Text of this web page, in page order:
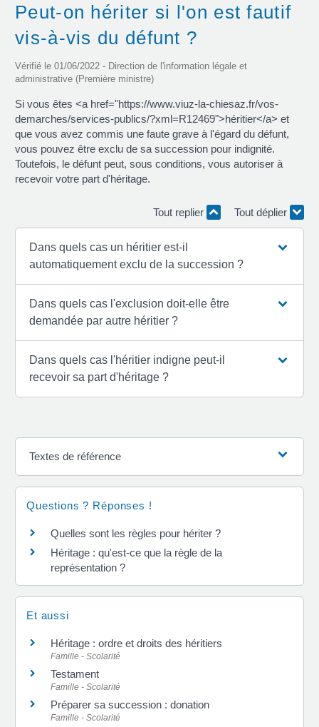
Peut-on hériter si l'on est fautif
vis-à-vis du défunt ?
Vérifié le 01/06/2022 - Direction de l'information légale et
administrative (Première ministre)
Si vous êtes <a href="https://www.viuz-la-chiesaz.fr/vos-
demarches/services-publics/?xml=R12469">héritier</a> et
que vous avez commis une faute grave à l'égard du défunt,
vous pouvez être exclu de sa succession pour indignité.
Toutefois, le défunt peut, sous conditions, vous autoriser à
recevoir votre part d'héritage.
Tout replier Tout déplier
Dans quels cas un héritier est-il
automatiquement exclu de la succession ?
Dans quels cas l'exclusion doit-elle être
demandée par autre héritier ?
Dans quels cas l'héritier indigne peut-il
recevoir sa part d'héritage ?
Textes de référence
Questions ? Réponses !
Quelles sont les règles pour hériter ?
Héritage : qu'est-ce que la règle de la
représentation ?
Et aussi
Héritage : ordre et droits des héritiers
Famille - Scolarité
Testament
Famille - Scolarité
Préparer sa succession : donation
Famille - Scolarité